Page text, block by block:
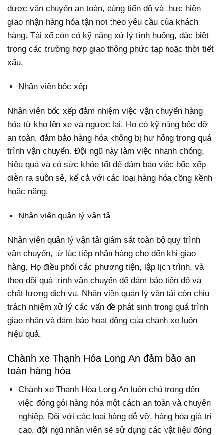
được vận chuyển an toàn, đúng tiến độ và thực hiện
giao nhận hàng hóa tận nơi theo yêu cầu của khách
hàng. Tài xế còn có kỹ năng xử lý tình huống, đặc biệt
trong các trường hợp giao thông phức tạp hoặc thời tiết
xấu.
Nhân viên bốc xếp
Nhân viên bốc xếp đảm nhiệm việc vận chuyển hàng
hóa từ kho lên xe và ngược lại. Họ có kỹ năng bốc dỡ
an toàn, đảm bảo hàng hóa không bị hư hỏng trong quá
trình vận chuyển. Đội ngũ này làm việc nhanh chóng,
hiệu quả và có sức khỏe tốt để đảm bảo việc bốc xếp
diễn ra suôn sẻ, kể cả với các loại hàng hóa cồng kềnh
hoặc nặng.
Nhân viên quản lý vận tải
Nhân viên quản lý vận tải giám sát toàn bộ quy trình
vận chuyển, từ lúc tiếp nhận hàng cho đến khi giao
hàng. Họ điều phối các phương tiện, lập lịch trình, và
theo dõi quá trình vận chuyển để đảm bảo tiến độ và
chất lượng dịch vụ. Nhân viên quản lý vận tải còn chịu
trách nhiệm xử lý các vấn đề phát sinh trong quá trình
giao nhận và đảm bảo hoạt động của chành xe luôn
hiệu quả.
Chành xe Thạnh Hóa Long An đảm bảo an
toàn hàng hóa
Chành xe Thạnh Hóa Long An luôn chú trọng đến
việc đóng gói hàng hóa một cách an toàn và chuyên
nghiệp. Đối với các loại hàng dễ vỡ, hàng hóa giá trị
cao, đội ngũ nhân viên sẽ sử dụng các vật liệu đóng